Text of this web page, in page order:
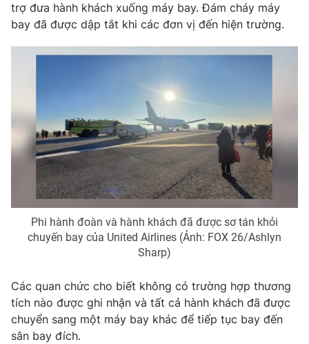
VTV9 VTV8
THỜI BÁO VTV
Theo dõi báo trên
Cơ quan chủ quản:Đài Truyền hình Việt Nam
Giấy phép hoạt động báo in và báo điện tử số 483/GP-BTTTT
cấp ngày 29/12/2023
Tổng Biên tập:
Vũ Thanh Thủy
Phó Tổng Biên tập:
trợ đưa hành khách xuống máy bay. Đám cháy máy
bay đã được dập tắt khi các đơn vị đến hiện trường.
Phi hành đoàn và hành khách đã được sơ tán khỏi
chuyến bay của United Airlines (Ảnh: FOX 26/Ashlyn
Sharp)
Các quan chức cho biết không có trường hợp thương
tích nào được ghi nhận và tất cả hành khách đã được
chuyển sang một máy bay khác để tiếp tục bay đến
sân bay đích.